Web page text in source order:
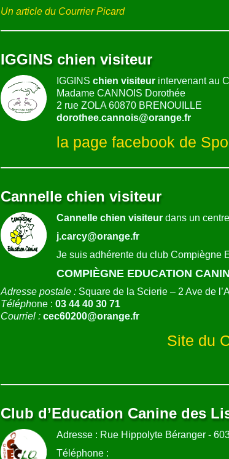
Un article du Courrier Picard
IGGINS chien visiteur
IGGINS chien visiteur intervenant au
Madame CANNOIS Dorothée
2 rue ZOLA 60870 BRENOUILLE
dorothee.cannois@orange.fr
la page facebook de
Cannelle chien visiteur
Cannelle chien visiteur dans un
j.carcy@orange.fr
Je suis adhérente du club Compiègne
COMPIÈGNE EDUCATION
Adresse postale : Square de la Scierie – 2 Ave de
Téléphone : 03 44 40 30 71
Courriel : cec60200@orange.fr
Site du
Club d’Education Canine des
Adresse : Rue Hippolyte Béranger -
Téléphone :